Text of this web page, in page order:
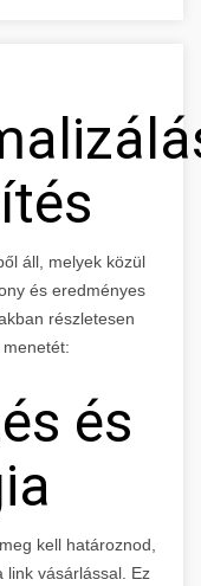
áll, melyek közül
és eredményes
részletesen
és
kell határoznod,
link vásárlással. Ez